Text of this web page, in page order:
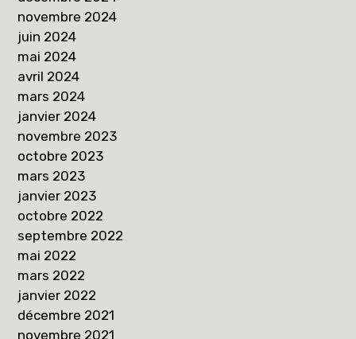
novembre 2024
juin 2024
mai 2024
avril 2024
mars 2024
janvier 2024
novembre 2023
octobre 2023
mars 2023
janvier 2023
octobre 2022
septembre 2022
mai 2022
mars 2022
janvier 2022
décembre 2021
novembre 2021